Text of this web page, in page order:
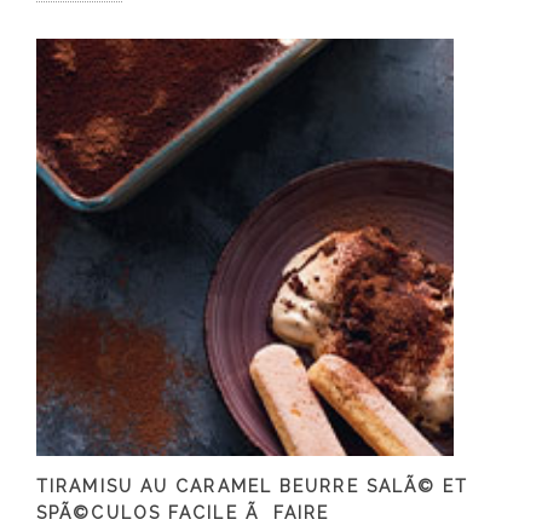
TIRAMISU AU CARAMEL BEURRE SALÃ© ET
SPÃ©CULOS FACILE Ã FAIRE